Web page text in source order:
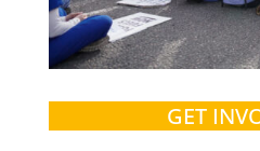
GET